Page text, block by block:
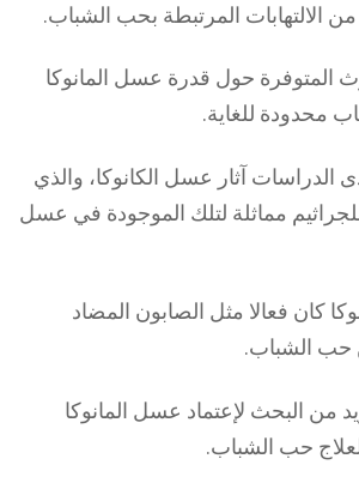
الالتهابات المرتبطة بحب الشباب.
المتوفرة حول قدرة عسل المانوكا
محدودة للغاية.
الدراسات آثار عسل الكانوكا، والذي
مماثلة لتلك الموجودة في عسل
كان فعالا مثل الصابون المضاد
حب الشباب.
من البحث لإعتماد عسل المانوكا
لعلاج حب الشباب.